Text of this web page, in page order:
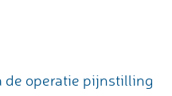
de operatie pijnstilling